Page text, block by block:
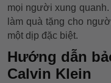
mọi người xung
làm quà tặng cho
một dịp đặc biệt.
Hướng dẫn
Calvin Klein